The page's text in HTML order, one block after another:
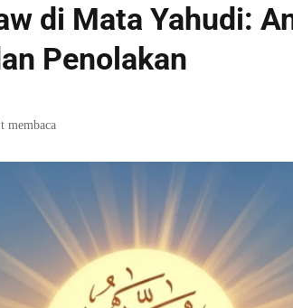
di Mata Yahudi:
Penolakan
membaca